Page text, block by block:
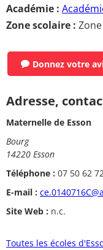
Académie :
Zone scolaire :
Donnez votre
Adresse,
Maternelle de Esson
Bourg
14220 Esson
Téléphone : 07 50 62
E-mail :
Site Web : n.c.
Toutes les écoles